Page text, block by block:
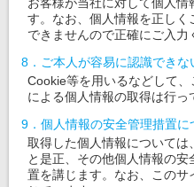
お客様が当社に対して個人情
す。なお、個人情報を正し
できませんので正確にご入力
8．ご本人が容易に認識でき
Cookie等を用いるなどして
による個人情報の取得は行っ
9．個人情報の安全管理措置に
取得した個人情報について
と是正、その他個人情報の
置を講じます。なお、この